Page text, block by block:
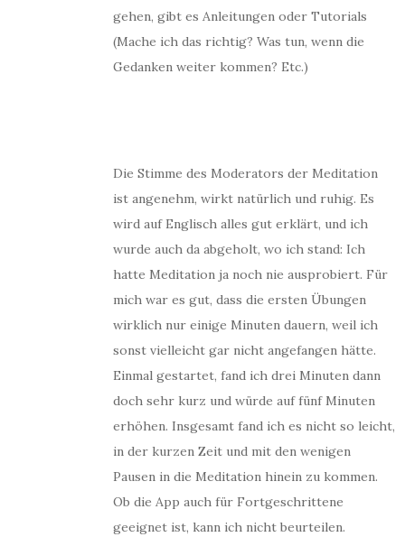
gehen, gibt es Anleitungen oder Tutorials
(Mache ich das richtig? Was tun, wenn die
Gedanken weiter kommen? Etc.)
Die Stimme des Moderators der Meditation
ist angenehm, wirkt natürlich und ruhig. Es
wird auf Englisch alles gut erklärt, und ich
wurde auch da abgeholt, wo ich stand: Ich
hatte Meditation ja noch nie ausprobiert. Für
mich war es gut, dass die ersten Übungen
wirklich nur einige Minuten dauern, weil ich
sonst vielleicht gar nicht angefangen hätte.
Einmal gestartet, fand ich drei Minuten dann
doch sehr kurz und würde auf fünf Minuten
erhöhen. Insgesamt fand ich es nicht so leicht,
in der kurzen Zeit und mit den wenigen
Pausen in die Meditation hinein zu kommen.
Ob die App auch für Fortgeschrittene
geeignet ist, kann ich nicht beurteilen.